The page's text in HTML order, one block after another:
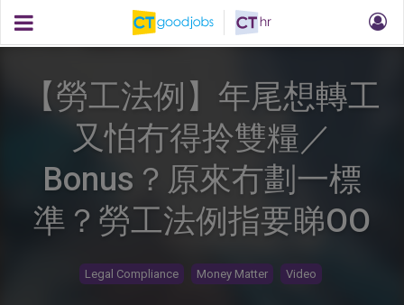
【勞工法例】年尾想轉工
又怕冇得拎雙糧／
Bonus？原來冇劃一標
準？勞工法例指要睇OO
Legal Compliance Money Matter Video